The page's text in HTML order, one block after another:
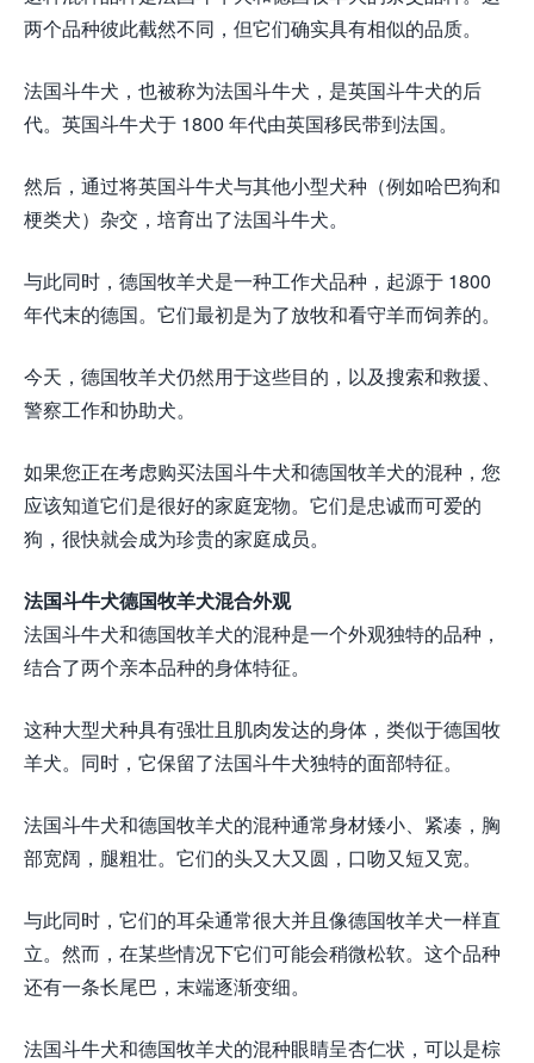
两个品种彼此截然不同，但它们确实具有相似的品质。
法国斗牛犬，也被称为法国斗牛犬，是英国斗牛犬的后
代。英国斗牛犬于 1800 年代由英国移民带到法国。
然后，通过将英国斗牛犬与其他小型犬种（例如哈巴狗和
梗类犬）杂交，培育出了法国斗牛犬。
与此同时，德国牧羊犬是一种工作犬品种，起源于 1800
年代末的德国。它们最初是为了放牧和看守羊而饲养的。
今天，德国牧羊犬仍然用于这些目的，以及搜索和救援、
警察工作和协助犬。
如果您正在考虑购买法国斗牛犬和德国牧羊犬的混种，您
应该知道它们是很好的家庭宠物。它们是忠诚而可爱的
狗，很快就会成为珍贵的家庭成员。
法国斗牛犬德国牧羊犬混合外观
法国斗牛犬和德国牧羊犬的混种是一个外观独特的品种，
结合了两个亲本品种的身体特征。
这种大型犬种具有强壮且肌肉发达的身体，类似于德国牧
羊犬。同时，它保留了法国斗牛犬独特的面部特征。
法国斗牛犬和德国牧羊犬的混种通常身材矮小、紧凑，胸
部宽阔，腿粗壮。它们的头又大又圆，口吻又短又宽。
与此同时，它们的耳朵通常很大并且像德国牧羊犬一样直
立。然而，在某些情况下它们可能会稍微松软。这个品种
还有一条长尾巴，末端逐渐变细。
法国斗牛犬和德国牧羊犬的混种眼睛呈杏仁状，可以是棕